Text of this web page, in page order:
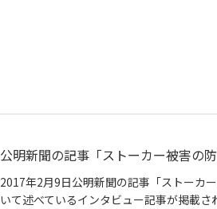
公明新聞の記事「ストーカー被害の
2017年2月9日公明新聞の記事「ストーカ
いて述べているインタビュー記事が掲載さ